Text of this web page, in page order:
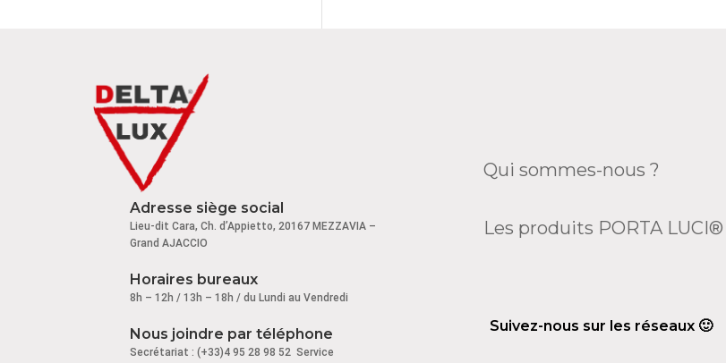
Adresse siège social
Lieu-dit Cara, Ch. d’Appietto, 20167 MEZZAVIA –
Grand AJACCIO
Horaires bureaux
8h – 12h / 13h – 18h / du Lundi au Vendredi
Nous joindre par téléphone
Secrétariat : (+33)4 95 28 98 52 Service
Qui sommes-nous ?
Les produits PORTA LUCI®
Suivez-nous sur les réseaux 🙂